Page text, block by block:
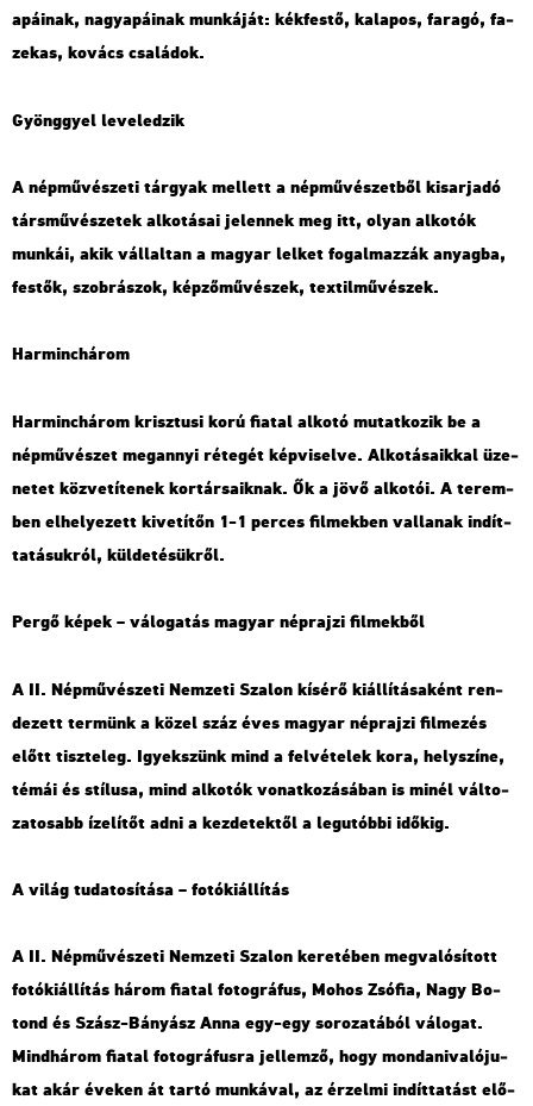
apá­i­nak, nagy­apá­i­nak mun­ká­ját: kék­fes­tő, ka­la­pos, fa­ra­gó, fa­
ze­kas, ko­vács csa­lá­dok.
Gyönggyel le­ve­le­dzik
A nép­mű­vé­sze­ti tár­gyak mel­lett a nép­mű­vé­szet­ből ki­sar­ja­dó
társ­mű­vé­sze­tek al­ko­tá­sai je­len­nek meg itt, olyan al­ko­tók
mun­kái, akik vál­lal­tan a ma­gyar lel­ket fo­gal­maz­zák anyag­ba,
fes­tők, szob­rá­szok, kép­ző­mű­vé­szek, tex­til­mű­vé­szek.
Har­minc­há­rom
Har­minc­há­rom krisz­tu­si korú fi­a­tal al­ko­tó mu­tat­ko­zik be a
nép­mű­vé­szet meg­annyi ré­te­gét kép­vi­sel­ve. Al­ko­tá­sa­ik­kal üze­
ne­tet köz­ve­tí­te­nek kor­tár­sa­ik­nak. Ők a jövő al­ko­tói. A te­rem­
ben el­he­lye­zett ki­ve­tí­tőn 1-1 per­ces fil­mek­ben val­la­nak in­dít­
ta­tá­suk­ról, kül­de­té­sük­ről.
Pergő képek – vá­lo­ga­tás ma­gyar nép­raj­zi fil­mek­ből
A II. Nép­mű­vé­sze­ti Nem­ze­ti Sza­lon kí­sé­rő ki­ál­lí­tá­sa­ként ren­
de­zett ter­münk a közel száz éves ma­gyar nép­raj­zi fil­me­zés
előtt tisz­te­leg. Igyek­szünk mind a fel­vé­te­lek kora, hely­szí­ne,
témái és stí­lu­sa, mind al­ko­tók vo­nat­ko­zá­sá­ban is minél vál­to­
za­to­sabb íze­lí­tőt adni a kez­de­tek­től a leg­utób­bi idő­kig.
A világ tu­da­to­sí­tá­sa – fo­tó­ki­ál­lí­tás
A II. Nép­mű­vé­sze­ti Nem­ze­ti Sza­lon ke­re­té­ben meg­va­ló­sí­tott
fo­tó­ki­ál­lí­tás három fi­a­tal fo­tog­rá­fus, Mohos Zsó­fia, Nagy Bo­
tond és Szász-Bá­nyász Anna egy-egy so­ro­za­tá­ból vá­lo­gat.
Mind­há­rom fi­a­tal fo­tog­rá­fus­ra jel­lem­ző, hogy mon­da­ni­va­ló­ju­
kat akár éve­ken át tartó mun­ká­val, az ér­zel­mi in­dít­ta­tást elő­